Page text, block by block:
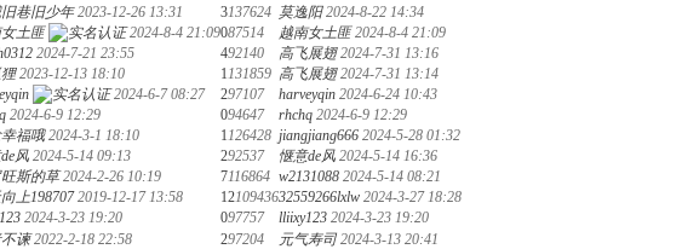
巷旧少年 2023-12-26 13:31 3137624 莫逸阳 2024-8-22 14:34
土匪 2024-8-4 21:09087514 越南女土匪 2024-8-4 21:09
2024-7-21 23:55 492140 高飞展翅 2024-7-31 13:16
2023-12-13 18:10 1131859 高飞展翅 2024-7-31 13:14
2024-6-7 08:27 297107 harveyqin 2024-6-24 10:43
2024-6-9 12:29 094647 rhchq 2024-6-9 12:29
福哦 2024-3-1 18:10 1126428 jiangjiang666 2024-5-28 01:32
风 2024-5-14 09:13 292537 惬意de风 2024-5-14 16:36
斯的草 2024-2-26 10:19 7116864 w2131088 2024-5-14 08:21
上198707 2019-12-17 13:58 1210943632559266lxlw 2024-3-27 18:28
2024-3-23 19:20 097757 lliixy123 2024-3-23 19:20
谏 2022-2-18 22:58 297204 元气寿司 2024-3-13 20:41